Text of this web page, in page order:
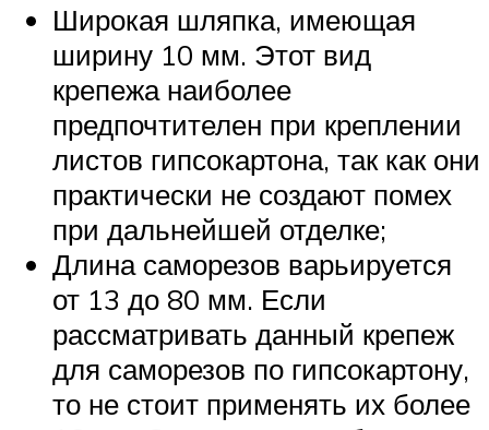
Широкая шляпка, имеющая
ширину 10 мм. Этот вид
крепежа наиболее
предпочтителен при креплении
листов гипсокартона, так как они
практически не создают помех
при дальнейшей отделке;
Длина саморезов варьируется
от 13 до 80 мм. Если
рассматривать данный крепеж
для саморезов по гипсокартону,
то не стоит применять их более